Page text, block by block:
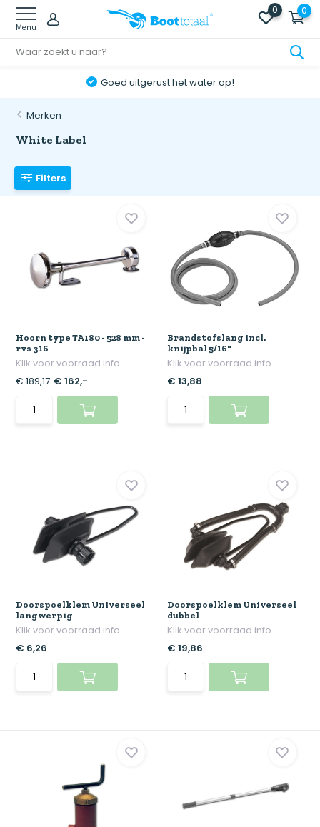
Menu
0 0
Online retourneren: snel & eenvoudig!
Merken
White Label
Filters
Hoorn type TA180 - 528 mm -
rvs 316
Klik voor voorraad info
€ 189,17 € 162,-
Brandstofslang incl.
knijpbal 5/16"
Klik voor voorraad info
€ 13,88
Doorspoelklem Universeel
langwerpig
Klik voor voorraad info
€ 6,26
Doorspoelklem Universeel
dubbel
Klik voor voorraad info
€ 19,86